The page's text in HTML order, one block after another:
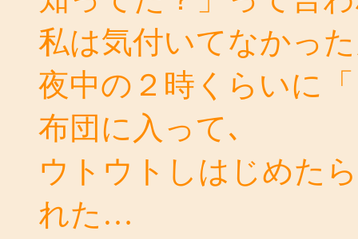
私は気付いてなかっ
夜中の２時くらいに
布団に入って､
ウトウトしはじめた
れた…